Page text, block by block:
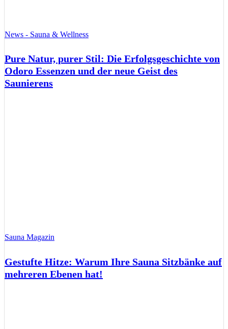
News - Sauna & Wellness
Pure Natur, purer Stil: Die Erfolgsgeschichte von
Odoro Essenzen und der neue Geist des
Saunierens
Sauna Magazin
Gestufte Hitze: Warum Ihre Sauna Sitzbänke auf
mehreren Ebenen hat!